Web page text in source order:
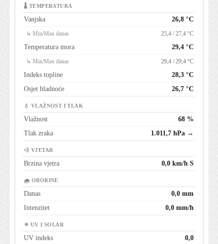
🌡 TEMPERATURA
Vanjska 26,8 °C
↳ Min/Max danas 25,4 / 27,4 °C
Temperatura mora 29,4 °C
↳ Min/Max danas 29,4 / 29,4 °C
Indeks topline
28,3 °C
Osjet hladnoće
26,7 °C
💧 VLAŽNOST I TLAK
Vlažnost
68 %
Tlak zraka
1.011,7 hPa →
💨 VJETAR
Brzina vjetra 0,0 km/h S
🌧 OBORINE
Danas
0,0 mm
Intenzitet
0,0 mm/h
☀ UV I SOLAR
UV indeks
0,0